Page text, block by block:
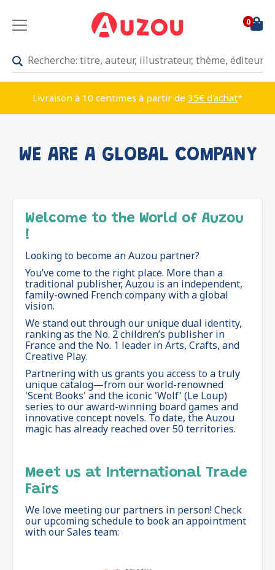
0
Livraison à 10 centimes à partir de 35€ d'achat*
WE ARE A GLOBAL COMPANY
Welcome to the World of Auzou
!
Looking to become an Auzou partner?
You’ve come to the right place. More than a
traditional publisher, Auzou is an independent,
family-owned French company with a global
vision.
We stand out through our unique dual identity,
ranking as the No. 2 children’s publisher in
France and the No. 1 leader in Arts, Crafts, and
Creative Play.
Partnering with us grants you access to a truly
unique catalog—from our world-renowned
'Scent Books' and the iconic 'Wolf' (Le Loup)
series to our award-winning board games and
innovative concept novels. To date, the Auzou
magic has already reached over 50 territories.
Meet us at International Trade
Fairs
We love meeting our partners in person! Check
our upcoming schedule to book an appointment
with our Sales team: